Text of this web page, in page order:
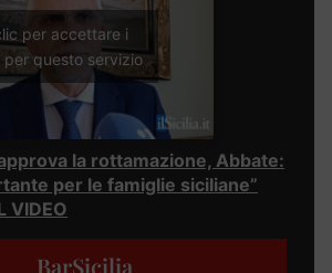
per accettare i
per questo servizio
la rottamazione, Abbate:
per le famiglie siciliane”
VIDEO
BarSicilia